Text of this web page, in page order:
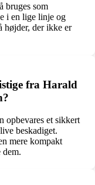
bruges som
i en lige linje og
højder, der ikke er
fra Harald
opbevares et sikkert
beskadiget.
mere kompakt
dem.